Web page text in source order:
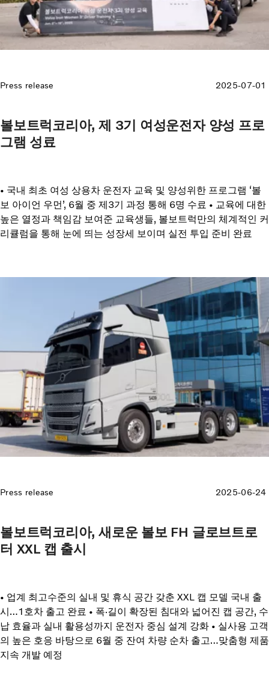
Press release 2025-07-01
볼보트럭코리아, 제 3기 여성운전자 양성 프로
그램 성료
• 국내 최초 여성 상용차 운전자 교육 및 양성위한 프로그램 ‘볼
보 아이언 우먼’, 6월 중 제3기 과정 통해 6명 수료 • 교육에 대한
높은 열정과 책임감 보여준 교육생들, 볼보트럭만의 체계적인 커
리큘럼을 통해 눈에 띄는 성장세 보이며 실전 투입 준비 완료
Press release 2025-06-24
볼보트럭코리아, 새로운 볼보 FH 글로브트로
터 XXL 캡 출시
• 업계 최고수준의 실내 및 휴식 공간 갖춘 XXL 캡 모델 국내 출
시…1호차 출고 완료 • 폭·길이 확장된 침대와 넓어진 캡 공간, 수
납 효율과 실내 활용성까지 운전자 중심 설계 강화 • 실사용 고객
의 높은 호응 바탕으로 6월 중 잔여 차량 순차 출고…맞춤형 제품
지속 개발 예정